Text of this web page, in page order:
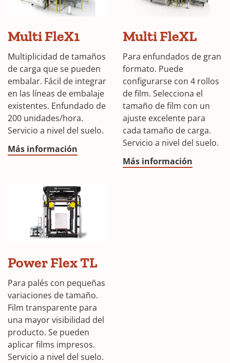
Multi FleX1
Multiplicidad de tamaños
de carga que se pueden
embalar. Fácil de integrar
en las líneas de embalaje
existentes. Enfundado de
200 unidades/hora.
Servicio a nivel del suelo.
Más información
Multi FleXL
Para enfundados de gran
formato. Puede
configurarse con 4 rollos
de film. Selecciona el
tamaño de film con un
ajuste excelente para
cada tamaño de carga.
Servicio a nivel del suelo.
Más información
Power Flex TL
Para palés con pequeñas
variaciones de tamaño.
Film transparente para
una mayor visibilidad del
producto. Se pueden
aplicar films impresos.
Servicio a nivel del suelo.